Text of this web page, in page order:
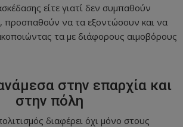
είτε γιατί δεν συμπαθούν
προσπαθούν να τα εξοντώσουν και να
τα με διάφορους αιμοβόρους
στην επαρχία και
στην πόλη
διαφέρει όχι μόνο στους